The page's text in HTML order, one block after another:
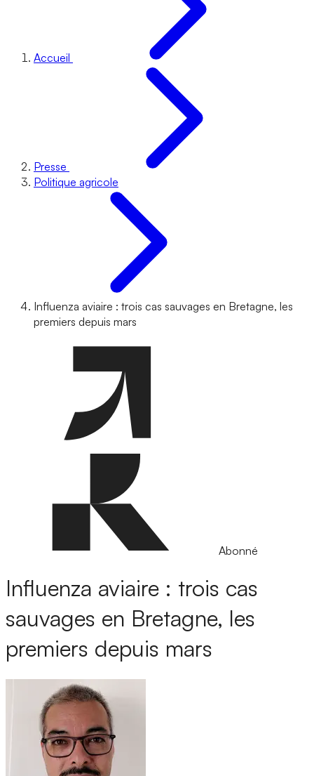
Accueil
Presse
Politique agricole
Influenza aviaire : trois cas sauvages en Bretagne, les
premiers depuis mars
Abonné
Influenza aviaire : trois cas
sauvages en Bretagne, les
premiers depuis mars